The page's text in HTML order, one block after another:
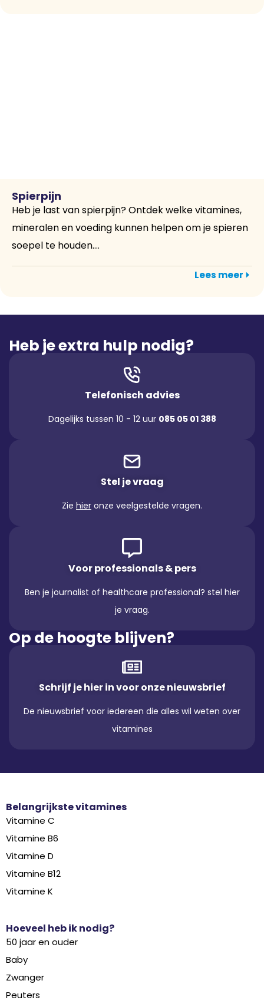
Spierpijn
Heb je last van spierpijn? Ontdek welke vitamines,
mineralen en voeding kunnen helpen om je spieren
soepel te houden....
Lees meer
Heb je extra hulp nodig?
Telefonisch advies
Dagelijks tussen 10 - 12 uur 085 05 01 388
Stel je vraag
Zie hier onze veelgestelde vragen.
Voor professionals & pers
Ben je journalist of healthcare professional? stel hier
je vraag.
Op de hoogte blijven?
Schrijf je hier in voor onze nieuwsbrief
De nieuwsbrief voor iedereen die alles wil weten over
vitamines
Belangrijkste vitamines
Vitamine C
Vitamine B6
Vitamine D
Vitamine B12
Vitamine K
Hoeveel heb ik nodig?
50 jaar en ouder
Baby
Zwanger
Peuters